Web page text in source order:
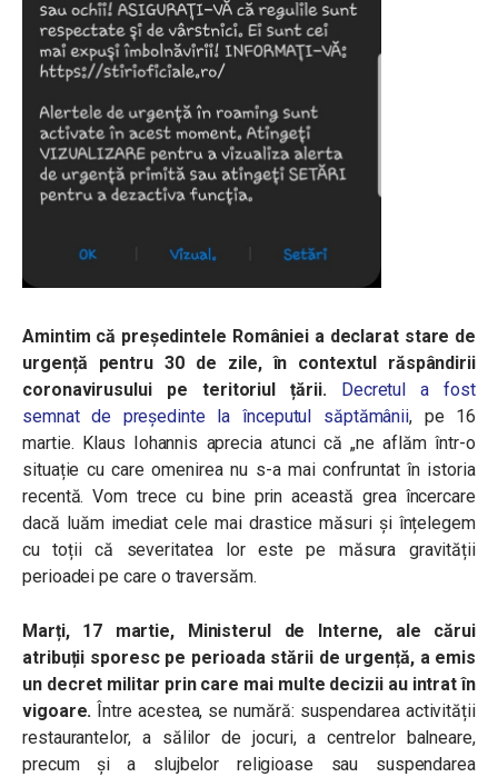
Amintim că președintele României a declarat stare de
urgență pentru 30 de zile, în contextul răspândirii
coronavirusului pe teritoriul țării.
Decretul a fost
semnat de președinte la începutul săptămânii, pe 16
martie. Klaus Iohannis aprecia atunci că „ne aflăm într-o
situație cu care omenirea nu s-a mai confruntat în istoria
recentă. Vom trece cu bine prin această grea încercare
dacă luăm imediat cele mai drastice măsuri și înțelegem
cu toții că severitatea lor este pe măsura gravității
perioadei pe care o traversăm.
Marți, 17 martie, Ministerul de Interne, ale cărui
atribuții sporesc pe perioada stării de urgență, a emis
un decret militar prin care mai multe decizii au intrat în
vigoare. Între acestea, se numără: suspendarea activității
restaurantelor, a sălilor de jocuri, a centrelor balneare,
precum și a slujbelor religioase sau suspendarea